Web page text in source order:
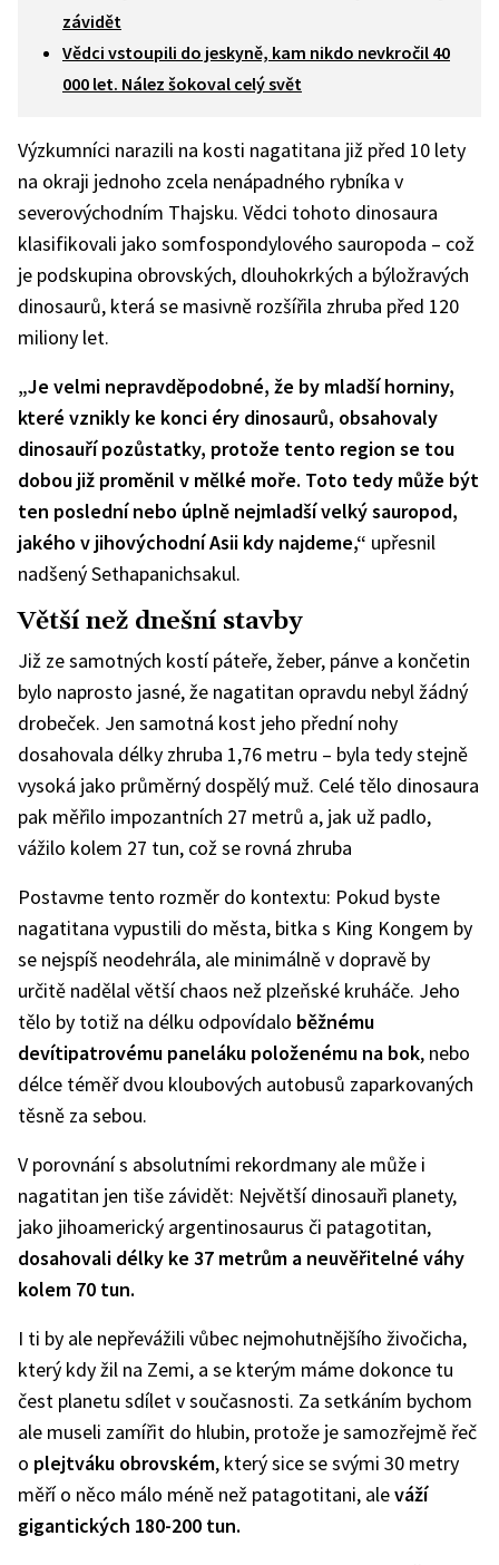
závidět
Vědci vstoupili do jeskyně, kam nikdo nevkročil 40
000 let. Nález šokoval celý svět
Výzkumníci narazili na kosti nagatitana již před 10 lety
na okraji jednoho zcela nenápadného rybníka v
severovýchodním Thajsku. Vědci tohoto dinosaura
klasifikovali jako somfospondylového sauropoda – což
je podskupina obrovských, dlouhokrkých a býložravých
dinosaurů, která se masivně rozšířila zhruba před 120
miliony let.
„Je velmi nepravděpodobné, že by mladší horniny,
které vznikly ke konci éry dinosaurů, obsahovaly
dinosauří pozůstatky, protože tento region se tou
dobou již proměnil v mělké moře. Toto tedy může být
ten poslední nebo úplně nejmladší velký sauropod,
jakého v jihovýchodní Asii kdy najdeme,“ upřesnil
nadšený Sethapanichsakul.
Větší než dnešní stavby
Již ze samotných kostí páteře, žeber, pánve a končetin
bylo naprosto jasné, že nagatitan opravdu nebyl žádný
drobeček. Jen samotná kost jeho přední nohy
dosahovala délky zhruba 1,76 metru – byla tedy stejně
vysoká jako průměrný dospělý muž. Celé tělo dinosaura
pak měřilo impozantních 27 metrů a, jak už padlo,
vážilo kolem 27 tun, což se rovná zhruba
Postavme tento rozměr do kontextu: Pokud byste
nagatitana vypustili do města, bitka s King Kongem by
se nejspíš neodehrála, ale minimálně v dopravě by
určitě nadělal větší chaos než plzeňské kruháče. Jeho
tělo by totiž na délku odpovídalo běžnému
devítipatrovému paneláku položenému na bok, nebo
délce téměř dvou kloubových autobusů zaparkovaných
těsně za sebou.
V porovnání s absolutními rekordmany ale může i
nagatitan jen tiše závidět: Největší dinosauři planety,
jako jihoamerický argentinosaurus či patagotitan,
dosahovali délky ke 37 metrům a neuvěřitelné váhy
kolem 70 tun.
I ti by ale nepřevážili vůbec nejmohutnějšího živočicha,
který kdy žil na Zemi, a se kterým máme dokonce tu
čest planetu sdílet v současnosti. Za setkáním bychom
ale museli zamířit do hlubin, protože je samozřejmě řeč
o plejtváku obrovském, který sice se svými 30 metry
měří o něco málo méně než patagotitani, aleváží
gigantických 180-200 tun.